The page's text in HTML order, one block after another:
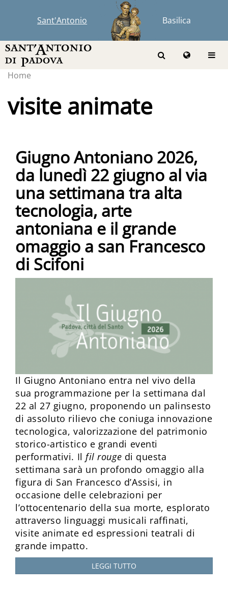
Sant'Antonio Basilica
Home
visite animate
Giugno Antoniano 2026,
da lunedì 22 giugno al via
una settimana tra alta
tecnologia, arte
antoniana e il grande
omaggio a san Francesco
di Scifoni
Il Giugno Antoniano entra nel vivo della
sua programmazione per la settimana dal
22 al 27 giugno, proponendo un palinsesto
di assoluto rilievo che coniuga innovazione
tecnologica, valorizzazione del patrimonio
storico-artistico e grandi eventi
performativi. Il fil rouge di questa
settimana sarà un profondo omaggio alla
figura di San Francesco d’Assisi, in
occasione delle celebrazioni per
l’ottocentenario della sua morte, esplorato
attraverso linguaggi musicali raffinati,
visite animate ed espressioni teatrali di
grande impatto.
LEGGI TUTTO